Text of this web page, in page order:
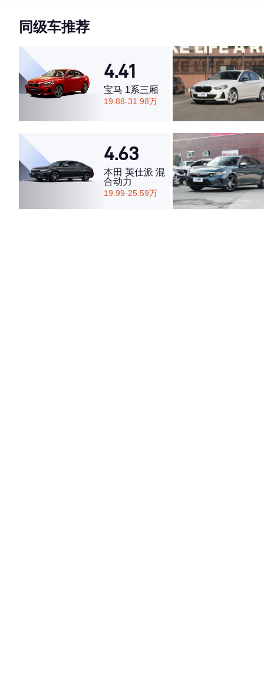
·外观表现一般，低于90%同级车
·空间表现一般，低于63%同级车
同级车推荐
4.41
宝马 1系三厢
19.88-31.98万
4.63
本田 英仕派 混
合动力
19.99-25.59万